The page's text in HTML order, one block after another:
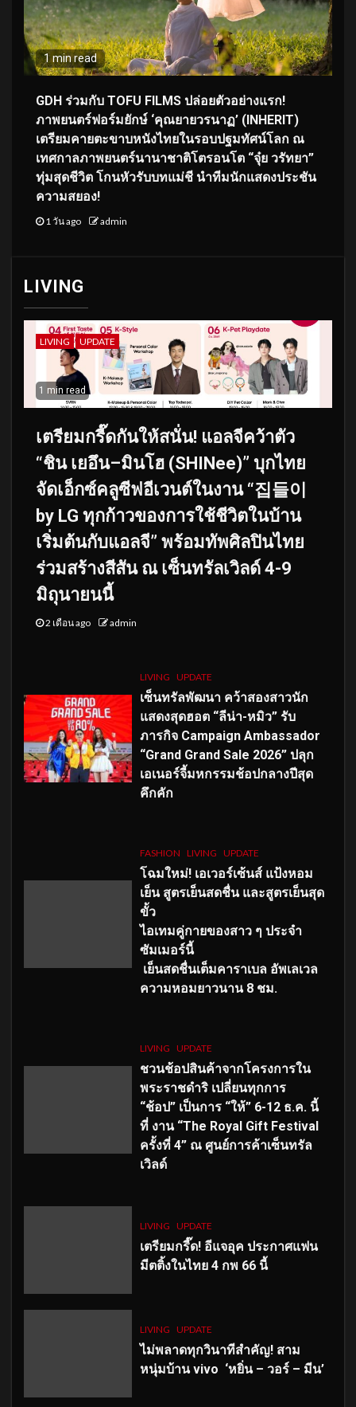
1 min read
GDH ร่วมกับ TOFU FILMS ปล่อยตัวอย่างแรก!
ภาพยนตร์ฟอร์มยักษ์ ‘คุณยายวรนาฏ’ (INHERIT)
เตรียมคายตะขาบหนังไทยในรอบปฐมทัศน์โลก ณ
เทศกาลภาพยนตร์นานาชาติโตรอนโต “จุ๋ย วรัทยา”
ทุ่มสุดชีวิต โกนหัวรับบทแม่ชี นำทีมนักแสดงประชัน
ความสยอง!
1 วัน ago admin
LIVING
LIVING UPDATE
1 min read
เตรียมกรี๊ดกันให้สนั่น! แอลจีคว้าตัว
“ชิน เยอึน–มินโฮ (SHINee)” บุกไทย
จัดเอ็กซ์คลูซีฟอีเวนต์ในงาน “집들이
by LG ทุกก้าวของการใช้ชีวิตในบ้าน
เริ่มต้นกับแอลจี” พร้อมทัพศิลปินไทย
ร่วมสร้างสีสัน ณ เซ็นทรัลเวิลด์ 4-9
มิถุนายนนี้
2 เดือน ago admin
LIVING UPDATE
เซ็นทรัลพัฒนา คว้าสองสาวนัก
แสดงสุดฮอต “ลีน่า-หมิว” รับ
ภารกิจ Campaign Ambassador
“Grand Grand Sale 2026” ปลุก
เอเนอร์จี้มหกรรมช้อปกลางปีสุด
คึกคัก
FASHION LIVING UPDATE
โฉมใหม่! เอเวอร์เซ้นส์ แป้งหอม
เย็น สูตรเย็นสดชื่น และสูตรเย็นสุด
ขั้ว
ไอเทมคู่กายของสาว ๆ ประจำ
ซัมเมอร์นี้
เย็นสดชื่นเต็มคาราเบล อัพเลเวล
ความหอมยาวนาน 8 ชม.
LIVING UPDATE
ชวนช้อปสินค้าจากโครงการใน
พระราชดำริ เปลี่ยนทุกการ
“ช้อป” เป็นการ “ให้” 6-12 ธ.ค. นี้
ที่ งาน “The Royal Gift Festival
ครั้งที่ 4” ณ ศูนย์การค้าเซ็นทรัล
เวิลด์
LIVING UPDATE
เตรียมกรี๊ด! อีแจอุค ประกาศแฟน
มีตติ้งในไทย 4 กพ 66 นี้
LIVING UPDATE
ไม่พลาดทุกวินาทีสำคัญ! สาม
หนุ่มบ้าน vivo ‘หยิ่น – วอร์ – มีน’